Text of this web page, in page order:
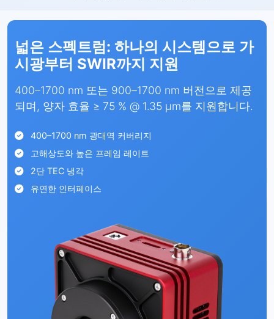
넓은 스펙트럼: 하나의 시스템으로 가
시광부터 SWIR까지 지원
400–1700 nm 또는 900–1700 nm 버전으로 제공
되며, 양자 효율 ≥ 75 % @ 1.35 µm를 지원합니다.
400–1700 nm 광대역 커버리지
고해상도와 높은 프레임 레이트
2단 TEC 냉각
유연한 인터페이스